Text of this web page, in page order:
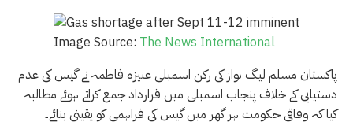
Image Source: The News International
پاکستان مسلم لیگ نواز کی رکن اسمبلی عنیزہ فاطمہ نے گیس کی عدم
دستیابی کے خلاف پنجاب اسمبلی میں قرارداد جمع کراتے ہوئے مطالبہ
کیا کہ وفاقی حکومت ہر گھر میں گیس کی فراہمی کو یقینی بنائے۔